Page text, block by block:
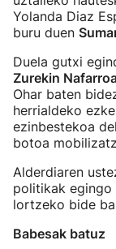
Yolanda Diaz
buru duen
Duela gutxi
Zurekin
Ohar baten
herrialdeko
ezinbestekoa
botoa
Alderdiaren
politikak egingo
lortzeko bide
Babesak batuz